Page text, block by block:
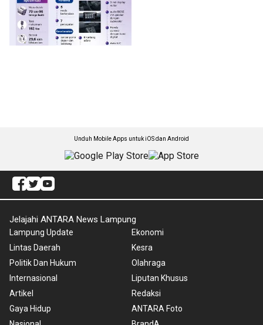
Unduh Mobile Apps untuk iOS dan Android
Jelajahi ANTARA News Lampung
Lampung Update
Lintas Daerah
Politik Dan Hukum
Internasional
Artikel
Gaya Hidup
Ekonomi
Kesra
Olahraga
Liputan Khusus
Redaksi
ANTARA Foto